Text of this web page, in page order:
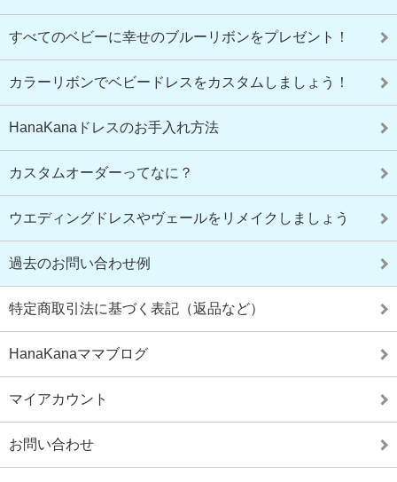
すべてのベビーに幸せのブルーリボンをプレゼント！
カラーリボンでベビードレスをカスタムしましょう！
HanaKanaドレスのお手入れ方法
カスタムオーダーってなに？
ウエディングドレスやヴェールをリメイクしましょう
過去のお問い合わせ例
特定商取引法に基づく表記（返品など）
HanaKanaママブログ
マイアカウント
お問い合わせ